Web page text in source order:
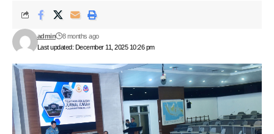
Last updated: December 11, 2025 10:26 pm
admin 8 months ago